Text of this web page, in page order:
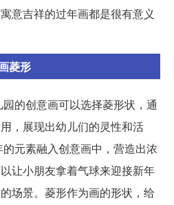
意吉祥的过年画都是很有意义
菱形
的创意画可以选择菱形状，通
，展现出幼儿们的灵性和活
元素融入创意画中，营造出浓
让小朋友拿着气球来迎接新年
场景。菱形作为画的形状，给